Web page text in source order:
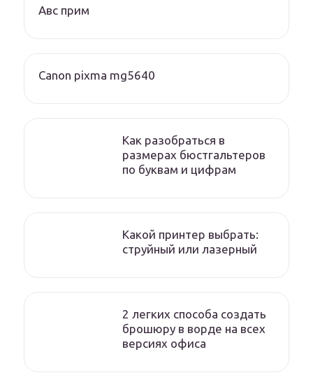
Авс прим
Canon pixma mg5640
Как разобраться в
размерах бюстгальтеров
по буквам и цифрам
Какой принтер выбрать:
струйный или лазерный
2 легких способа создать
брошюру в ворде на всех
версиях офиса